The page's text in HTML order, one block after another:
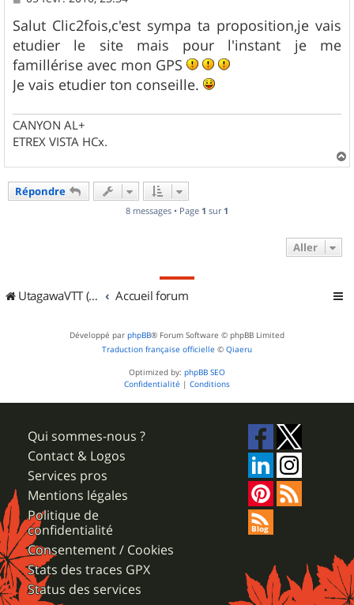
s
s
a
g
e
Salut Clic2fois,c'est sympa ta proposition,je vais
etudier le site mais pour l'instant je me
famillérise avec mon GPS
Je vais etudier ton conseille.
CANYON AL+
ETREX VISTA HCx.
a
Répondre
8 messages • Page 1 sur 1
Aller
UtagawaVTT (Randos VTT et VTTAE avec traces GPS) Accueil forum
Développé par phpBB® Forum Software © phpBB Limited
Traduction française officielle © Qiaeru
Optimized by: phpBB SEO
Confidentialité | Conditions
Qui sommes-nous ?
Contact & Logos
Services pros
Mentions légales
Politique de
confidentialité
Consentement / Cookies
Stats des traces GPX
Status des services